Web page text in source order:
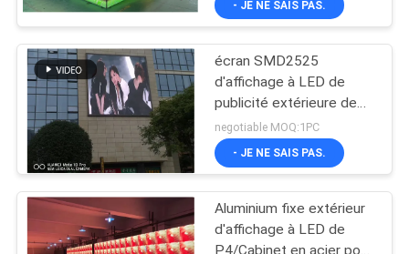
DE
QUALITÉ
CONTACTEZ-
NOUS
NOUVELLES
Signes faisants
défiler
programmables de
- JE NE SAIS PAS.
écran SMD2525
d'affichage à LED de
publicité extérieure de
l'écran P4 de
160*320mm LED
negotiable MOQ:1PC
- JE NE SAIS PAS.
Aluminium fixe extérieur
d'affichage à LED de